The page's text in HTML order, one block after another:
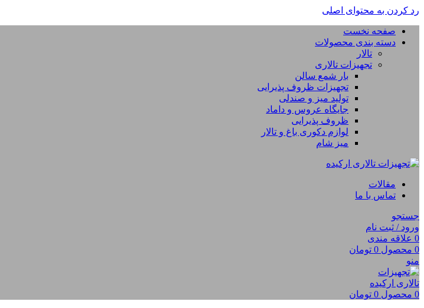
رد کردن به محتوای اصلی
صفحه نخست
دسته بندی محصولات
تالار
تجهیزات تالاری
بار شمع سالن
تجهیزات ظروف پذیرایی
تولید میز و صندلی
جایگاه عروس و داماد
ظروف پذیرایی
لوازم دکوری باغ و تالار
میز شام
مقالات
تماس با ما
جستجو
ورود / ثبت نام
0 علاقه مندی
0 محصول 0 تومان
منو
0 محصول 0 تومان